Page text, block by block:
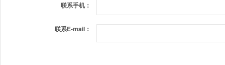
联系手机：
联系E-mail：